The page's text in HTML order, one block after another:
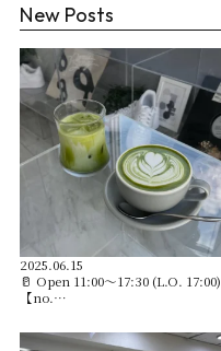
New Posts
2025.06.15
🥛 Open︎ 11:00〜17:30 (L.O. 17:00)
【no.…